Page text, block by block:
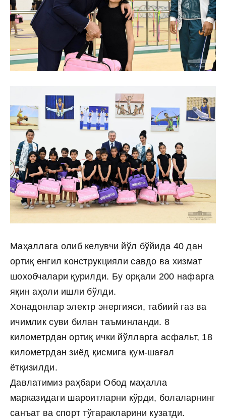
Маҳаллага олиб келувчи йўл бўйида 40 дан
ортиқ енгил конструкцияли савдо ва хизмат
шохобчалари қурилди. Бу орқали 200 нафарга
яқин аҳоли ишли бўлди.
Хонадонлар электр энергияси, табиий газ ва
ичимлик суви билан таъминланди. 8
километрдан ортиқ ички йўлларга асфальт, 18
километрдан зиёд қисмига қум-шағал
ётқизилди.
Давлатимиз раҳбари Обод маҳалла
марказидаги шароитларни кўрди, болаларнинг
санъат ва спорт тўгаракларини кузатди.